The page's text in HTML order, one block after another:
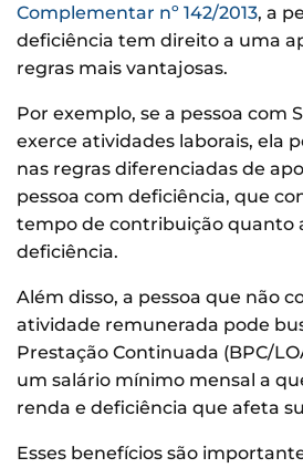
Complementar nº 142/2013, a
deficiência tem direito a uma
regras mais vantajosas.
Por exemplo, se a pessoa com
exerce atividades laborais, ela
nas regras diferenciadas de
pessoa com deficiência, que
tempo de contribuição quanto
deficiência.
Além disso, a pessoa que não
atividade remunerada pode
Prestação Continuada (BPC/
um salário mínimo mensal a
renda e deficiência que afeta
Esses benefícios são